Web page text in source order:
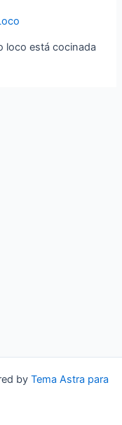
loco está cocinada
by Tema Astra para